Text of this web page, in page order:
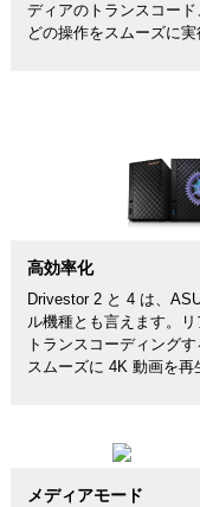
ディアのトランスコー
どの操作をスムーズに実
高効率化
Drivestor 2 と 4 は、
ル機種とも言えます。
トランスコーディング
スムーズに 4K 動画を再
メディアモード